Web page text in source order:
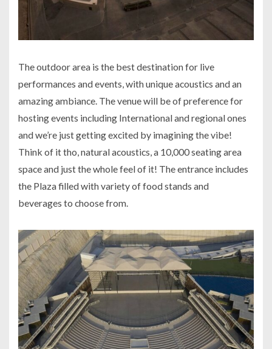
The outdoor area is the best destination for live
performances and events, with unique acoustics and an
amazing ambiance. The venue will be of preference for
hosting events including International and regional ones
and we’re just getting excited by imagining the vibe!
Think of it tho, natural acoustics, a 10,000 seating area
space and just the whole feel of it! The entrance includes
the Plaza filled with variety of food stands and
beverages to choose from.